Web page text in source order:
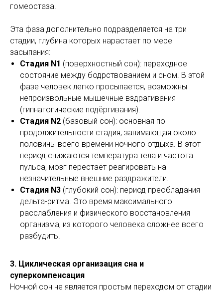
гомеостаза.
Эта фаза дополнительно подразделяется на три
стадии, глубина которых нарастает по мере
засыпания:
Стадия N1 (поверхностный сон): переходное
состояние между бодрствованием и сном. В этой
фазе человек легко просыпается, возможны
непроизвольные мышечные вздрагивания
(гипнагогические подёргивания).
Стадия N2 (базовый сон): основная по
продолжительности стадия, занимающая около
половины всего времени ночного отдыха. В этот
период снижаются температура тела и частота
пульса, мозг перестаёт реагировать на
незначительные внешние раздражители.
Стадия N3 (глубокий сон): период преобладания
дельта-ритма. Это время максимального
расслабления и физического восстановления
организма, из которого человека сложнее всего
разбудить.
3. Циклическая организация сна и
суперкомпенсация
Ночной сон не является простым переходом от стадии